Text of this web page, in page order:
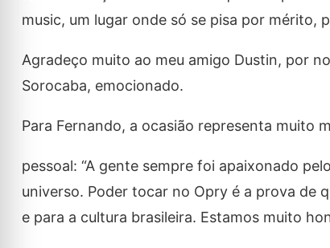
music, um lugar onde só se pisa por mérito,
Agradeço muito ao meu amigo Dustin, por
Sorocaba, emocionado.
Para Fernando, a ocasião representa muito
pessoal: “A gente sempre foi apaixonado
universo. Poder tocar no Opry é a prova de
e para a cultura brasileira. Estamos muito